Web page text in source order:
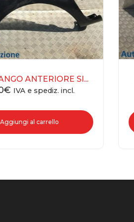
ANTERIORE SI...
€ IVA e spediz. incl.
Aggiungi al carrello